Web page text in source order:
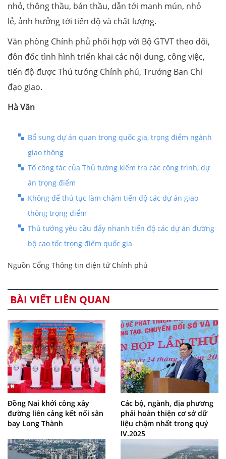
nhỏ, thông thầu, bán thầu, dẫn tới manh mún, nhỏ
lẻ, ảnh hưởng tới tiến độ và chất lượng.
Văn phòng Chính phủ phối hợp với Bộ GTVT theo dõi,
đôn đốc tình hình triển khai các nội dung, công việc,
tiến độ được Thủ tướng Chính phủ, Trưởng Ban Chỉ
đạo giao.
Hà Văn
Bổ sung dự án quan trọng quốc gia, trọng điểm ngành
giao thông
Tổ công tác của Thủ tướng kiểm tra các công trình, dự
án trọng điểm
Không để thủ tục làm chậm tiến độ các dự án giao
thông trọng điểm
Thủ tướng yêu cầu đẩy nhanh tiến độ các dự án đường
bộ cao tốc trọng điểm quốc gia
Nguồn Cổng Thông tin điện tử Chính phủ
BÀI VIẾT LIÊN QUAN
Đồng Nai khởi công xây
đường liên cảng kết nối sân
bay Long Thành
Các bộ, ngành, địa phương
phải hoàn thiện cơ sở dữ
liệu chậm nhất trong quý
IV.2025